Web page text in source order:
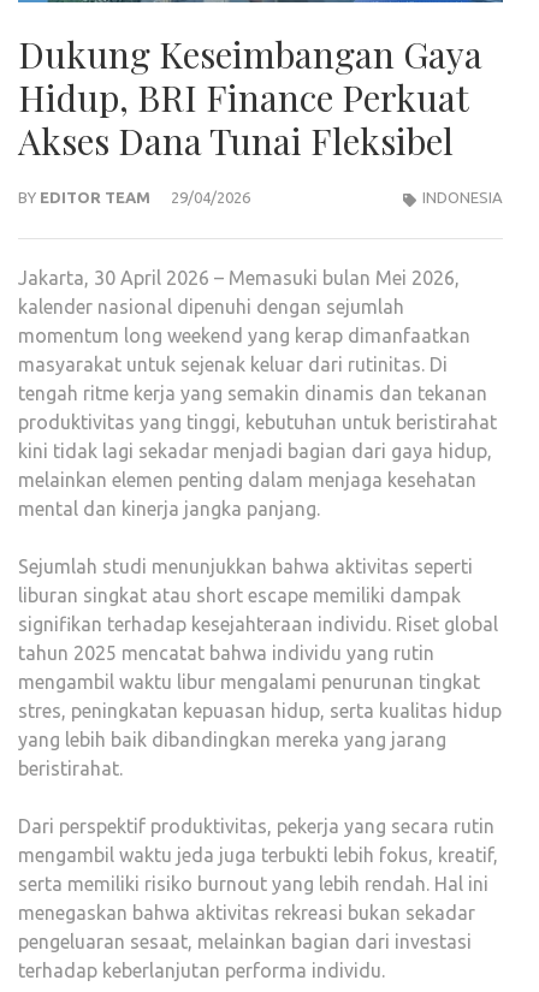
Dukung Keseimbangan Gaya
Hidup, BRI Finance Perkuat
Akses Dana Tunai Fleksibel
BY EDITOR TEAM 29/04/2026 INDONESIA
Jakarta, 30 April 2026 – Memasuki bulan Mei 2026,
kalender nasional dipenuhi dengan sejumlah
momentum long weekend yang kerap dimanfaatkan
masyarakat untuk sejenak keluar dari rutinitas. Di
tengah ritme kerja yang semakin dinamis dan tekanan
produktivitas yang tinggi, kebutuhan untuk beristirahat
kini tidak lagi sekadar menjadi bagian dari gaya hidup,
melainkan elemen penting dalam menjaga kesehatan
mental dan kinerja jangka panjang.
Sejumlah studi menunjukkan bahwa aktivitas seperti
liburan singkat atau short escape memiliki dampak
signifikan terhadap kesejahteraan individu. Riset global
tahun 2025 mencatat bahwa individu yang rutin
mengambil waktu libur mengalami penurunan tingkat
stres, peningkatan kepuasan hidup, serta kualitas hidup
yang lebih baik dibandingkan mereka yang jarang
beristirahat.
Dari perspektif produktivitas, pekerja yang secara rutin
mengambil waktu jeda juga terbukti lebih fokus, kreatif,
serta memiliki risiko burnout yang lebih rendah. Hal ini
menegaskan bahwa aktivitas rekreasi bukan sekadar
pengeluaran sesaat, melainkan bagian dari investasi
terhadap keberlanjutan performa individu.